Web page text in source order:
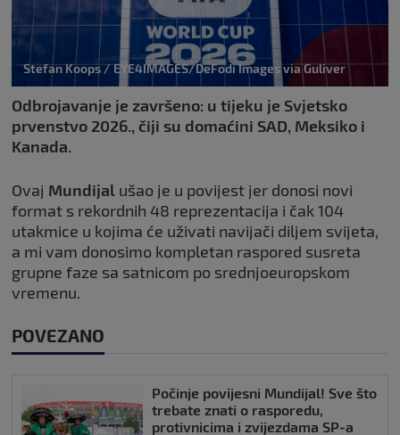
Stefan Koops / EYE4IMAGES/DeFodi Images via Guliver
Odbrojavanje je završeno: u tijeku je Svjetsko
prvenstvo 2026., čiji su domaćini SAD, Meksiko i
Kanada.
Ovaj Mundijal ušao je u povijest jer donosi novi
format s rekordnih 48 reprezentacija i čak 104
utakmice u kojima će uživati navijači diljem svijeta,
a mi vam donosimo kompletan raspored susreta
grupne faze sa satnicom po srednjoeuropskom
vremenu.
POVEZANO
Počinje povijesni Mundijal! Sve što
trebate znati o rasporedu,
protivnicima i zvijezdama SP-a